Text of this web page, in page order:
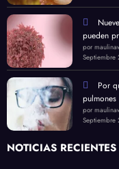
pueden
por
Septiembre
Por
pulmones
por
Septiembre
NOTICIAS RECIENTES